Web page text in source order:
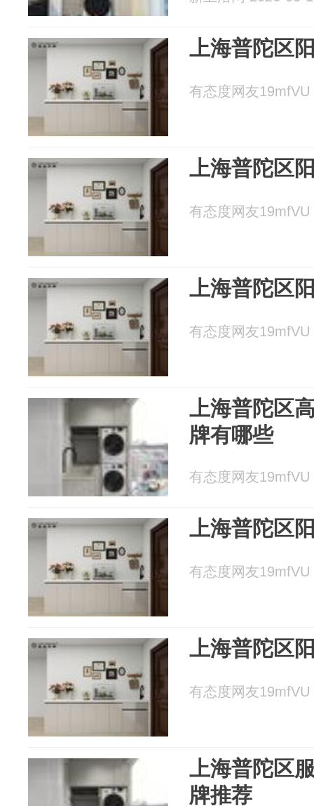
上海普陀区
有态度网友
上海普陀区
有态度网友
上海普陀区
有态度网友
上海普陀区
牌有哪些
有态度网友
上海普陀区
有态度网友
上海普陀区
有态度网友
上海普陀区
牌推荐